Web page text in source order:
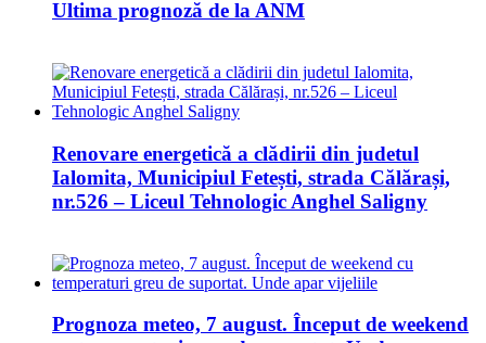
Ultima prognoză de la ANM
Renovare energetică a clădirii din judetul
Ialomita, Municipiul Fetești, strada Călărași,
nr.526 – Liceul Tehnologic Anghel Saligny
Prognoza meteo, 7 august. Început de weekend